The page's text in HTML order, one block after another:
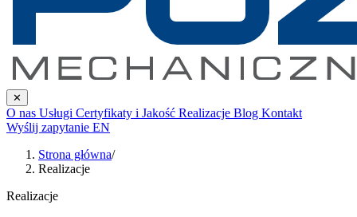
✕
O nas Usługi Certyfikaty i Jakość Realizacje Blog Kontakt
Wyślij zapytanie EN
Strona główna/
Realizacje
Realizacje